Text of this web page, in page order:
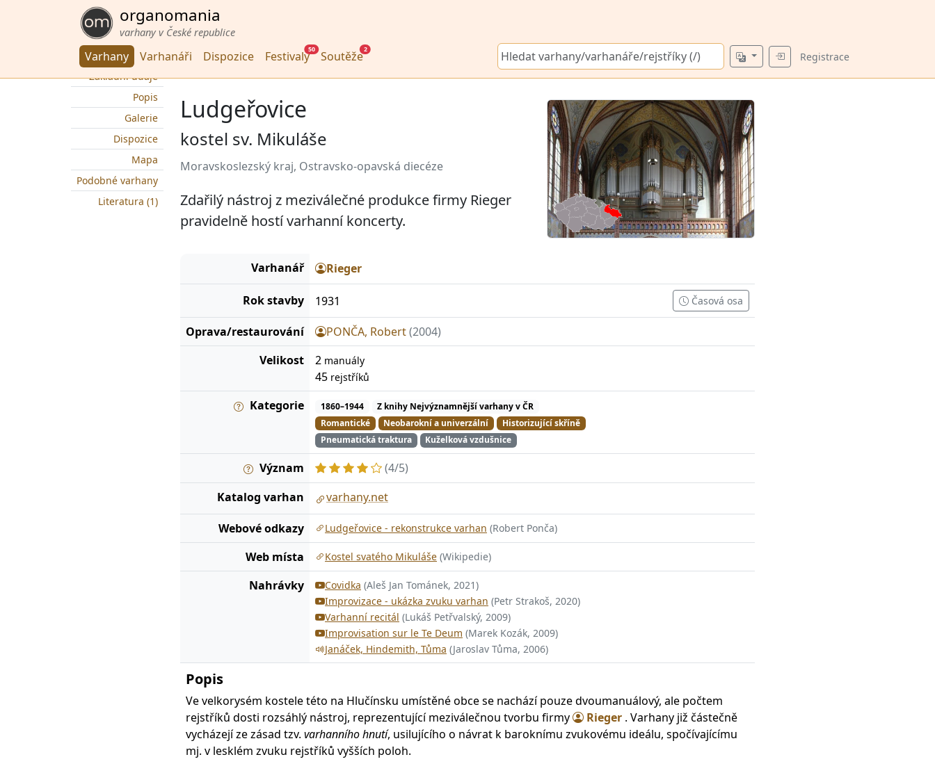
organomania
varhany v České republice
Varhany Varhanáři Dispozice Festivaly50 Soutěže2
Registrace
Základní údaje
Popis
Galerie
Dispozice
Mapa
Podobné varhany
Literatura (1)
Ludgeřovice
kostel sv. Mikuláše
Moravskoslezský kraj, Ostravsko-opavská diecéze
Zdařilý nástroj z meziválečné produkce firmy Rieger
pravidelně hostí varhanní koncerty.
Varhanář Rieger
Rok stavby 1931 Časová osa
Oprava/restaurování PONČA, Robert(2004)
Velikost
2 manuály
45 rejstříků
Kategorie 1860–1944
Z knihy Nejvýznamnější varhany v ČR
Romantické
Neobarokní a univerzální
Historizující skříně
Pneumatická traktura
Kuželková vzdušnice
Význam
(4/5)
Katalog varhan varhany.net
Webové odkazy Ludgeřovice - rekonstrukce varhan (Robert Ponča)
Web místa Kostel svatého Mikuláše (Wikipedie)
Nahrávky Covidka (Aleš Jan Tománek, 2021)
Improvizace - ukázka zvuku varhan (Petr Strakoš, 2020)
Varhanní recitál (Lukáš Petřvalský, 2009)
Improvisation sur le Te Deum (Marek Kozák, 2009)
Janáček, Hindemith, Tůma (Jaroslav Tůma, 2006)
Popis
Ve velkorysém kostele této na Hlučínsku umístěné obce se nachází pouze dvoumanuálový, ale počtem
rejstříků dosti rozsáhlý nástroj, reprezentující meziválečnou tvorbu firmy
Rieger . Varhany již částečně
vycházejí ze zásad tzv. varhanního hnutí, usilujícího o návrat k baroknímu zvukovému ideálu, spočívajícímu
mj. v lesklém zvuku rejstříků vyšších poloh.